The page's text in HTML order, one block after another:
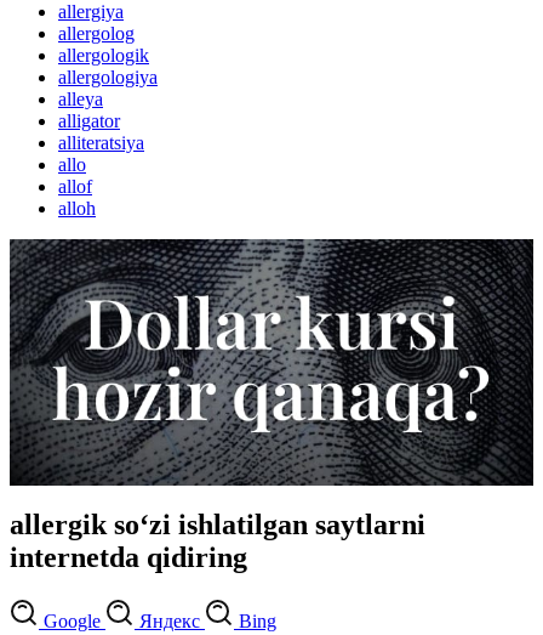
allergiya
allergolog
allergologik
allergologiya
alleya
alligator
alliteratsiya
allo
allof
alloh
allergik so‘zi ishlatilgan saytlarni
internetda qidiring
Google Яндекс Bing